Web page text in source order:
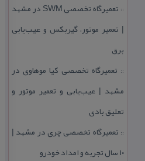
::
تعمیرگاه تخصصی SWM در مشهد
| تعمیر موتور، گیربكس و عیب‌یابی
برق
:: تعمیرگاه تخصصی كیا موهاوی در
مشهد | عیب‌یابی و تعمیر موتور و
تعلیق بادی
:: تعمیرگاه تخصصی چری در مشهد |
۱۰ سال تجربه و امداد خودرو